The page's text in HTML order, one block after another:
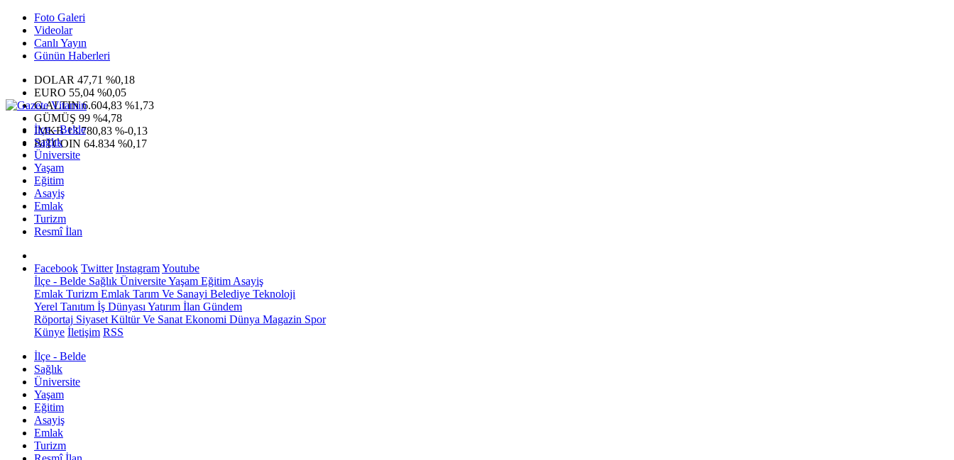
Foto Galeri
Videolar
Canlı Yayın
Günün Haberleri
DOLAR 47,71 %0,18
EURO 55,04 %0,05
G.ALTIN6.604,83 %1,73
GÜMÜŞ 99 %4,78
IMKB13.780,83 %-0,13
BITCOIN 64.834 %0,17
İlçe - Belde
Sağlık
Üniversite
Yaşam
Eğitim
Asayiş
Emlak
Turizm
Resmî İlan
Facebook Twitter InstagramYoutube
İlçe - Belde Sağlık ÜniversiteYaşam Eğitim Asayiş
Emlak Turizm Emlak Tarım Ve Sanayi Belediye Teknoloji
Yerel Tanıtım İş Dünyası Yatırım İlan Gündem
Röportaj Siyaset Kültür Ve Sanat Ekonomi Dünya Magazin Spor
Künye İletişim RSS
İlçe - Belde
Sağlık
Üniversite
Yaşam
Eğitim
Asayiş
Emlak
Turizm